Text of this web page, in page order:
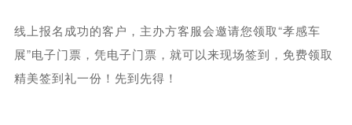
线上报名成功的客户，主办方客服会邀请您领取“孝感车
展”电子门票，凭电子门票，就可以来现场签到，免费领取
精美签到礼一份！先到先得！